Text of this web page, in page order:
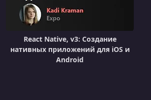
React Native, v3: Создание
нативных приложений для iOS и
Android